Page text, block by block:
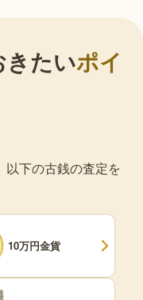
きたいポイ
以下の古銭の査定を
10万円金貨